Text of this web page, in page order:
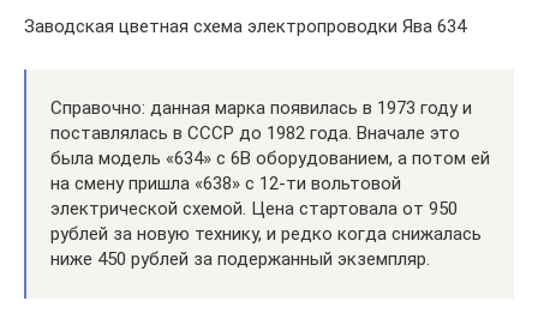
Заводская цветная схема электропроводки Ява 634
Справочно: данная марка появилась в 1973 году и
поставлялась в СССР до 1982 года. Вначале это
была модель «634» с 6В оборудованием, а потом ей
на смену пришла «638» с 12-ти вольтовой
электрической схемой. Цена стартовала от 950
рублей за новую технику, и редко когда снижалась
ниже 450 рублей за подержанный экземпляр.